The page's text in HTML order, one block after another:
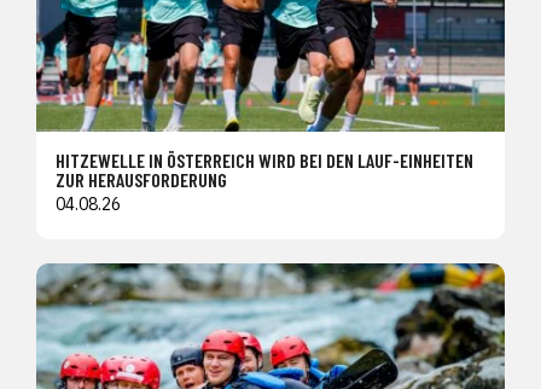
HITZEWELLE IN ÖSTERREICH WIRD BEI DEN LAUF-EINHEITEN
ZUR HERAUSFORDERUNG
04.08.26